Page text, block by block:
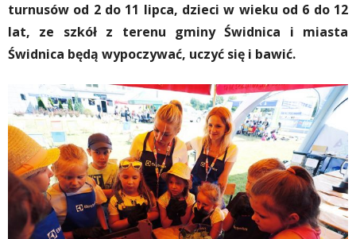
turnusów od 2 do 11 lipca, dzieci w wieku od 6 do 12
lat, ze szkół z terenu gminy Świdnica i miasta
Świdnica będą wypoczywać, uczyć się i bawić.